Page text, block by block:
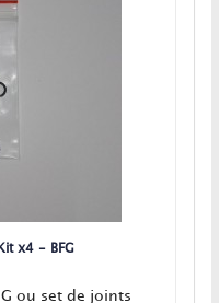
x4 - BFG
ou set de joints